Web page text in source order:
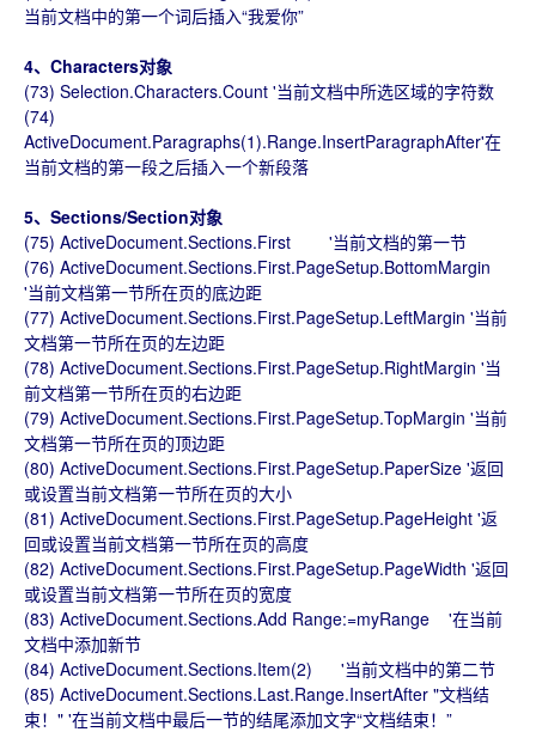
当前文档中的第一个词后插入“我爱你”
4、Characters对象
(73) Selection.Characters.Count '当前文档中所选区域的字符数
(74)
ActiveDocument.Paragraphs(1).Range.InsertParagraphAfter'在
当前文档的第一段之后插入一个新段落
5、Sections/Section对象
(75) ActiveDocument.Sections.First '当前文档的第一节
(76) ActiveDocument.Sections.First.PageSetup.BottomMargin
'当前文档第一节所在页的底边距
(77) ActiveDocument.Sections.First.PageSetup.LeftMargin '当前
文档第一节所在页的左边距
(78) ActiveDocument.Sections.First.PageSetup.RightMargin '当
前文档第一节所在页的右边距
(79) ActiveDocument.Sections.First.PageSetup.TopMargin '当前
文档第一节所在页的顶边距
(80) ActiveDocument.Sections.First.PageSetup.PaperSize '返回
或设置当前文档第一节所在页的大小
(81) ActiveDocument.Sections.First.PageSetup.PageHeight '返
回或设置当前文档第一节所在页的高度
(82) ActiveDocument.Sections.First.PageSetup.PageWidth '返回
或设置当前文档第一节所在页的宽度
(83) ActiveDocument.Sections.Add Range:=myRange '在当前
文档中添加新节
(84) ActiveDocument.Sections.Item(2) '当前文档中的第二节
(85) ActiveDocument.Sections.Last.Range.InsertAfter "文档结
束！" '在当前文档中最后一节的结尾添加文字“文档结束！”